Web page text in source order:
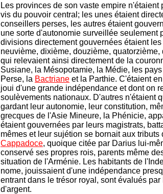
Les provinces de son vaste empire
vis du pouvoir central; les unes étaient
conseillers perses, les autres étaient
une sorte d'autonomie surveillée seulement
divisions directement gouvernées étaient
neuvième, dixième, douzième,
qui relevaient ainsi directement de la
Susiane, la Mésopotamie, la Médie, les
Perse, la Bactriane et la Parthie. C'étaient
joui d'une grande indépendance et dont on
soulèvements nationaux. D'autres n'étaient
gardant leur autonomie, leur constitution,
grecques de l'Asie Mineure, la Phénicie,
étaient gouvernées par leurs magistrats,
mêmes et leur sujétion se bornait aux
Cappadoce, quoique citée par Darius lui-
conservé ses propres rois, parents même
situation de l'Arménie. Les habitants de
nome, jouissaient d'une indépendance
entrant dans le trésor royal, sont évalués
d'argent.